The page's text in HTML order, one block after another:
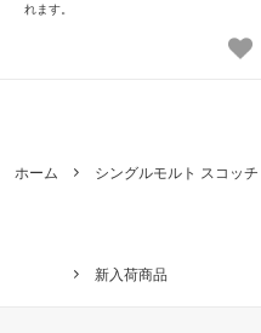
れます。
ホーム シングルモルト スコッチ
新入荷商品